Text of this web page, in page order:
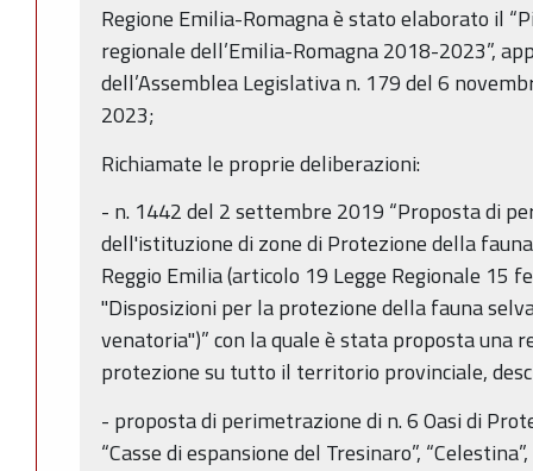
Regione Emilia-Romagna è stato elaborato il
regionale dell’Emilia-Romagna 2018-2023”,
dell’Assemblea Legislativa n. 179 del 6
2023;
Richiamate le proprie deliberazioni:
- n. 1442 del 2 settembre 2019 “Proposta di
dell'istituzione di zone di Protezione della
Reggio Emilia (articolo 19 Legge Regionale 15
"Disposizioni per la protezione della fauna
venatoria")” con la quale è stata proposta una
protezione su tutto il territorio provinciale,
- proposta di perimetrazione di n. 6 Oasi di
“Casse di espansione del Tresinaro”,